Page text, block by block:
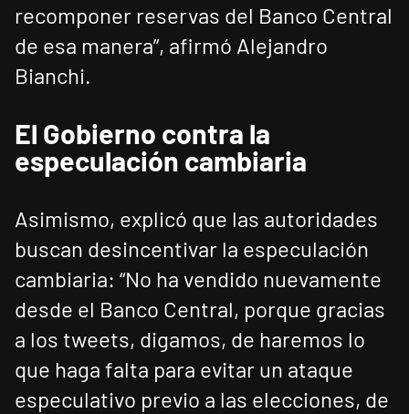
recomponer reservas del Banco Central
de esa manera”, afirmó Alejandro
Bianchi.
El Gobierno contra la
especulación cambiaria
Asimismo, explicó que las autoridades
buscan desincentivar la especulación
cambiaria: “No ha vendido nuevamente
desde el Banco Central, porque gracias
a los tweets, digamos, de haremos lo
que haga falta para evitar un ataque
especulativo previo a las elecciones, de